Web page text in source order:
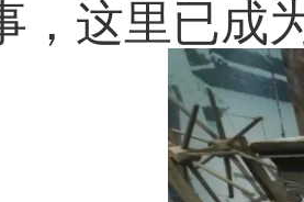
，这里已成